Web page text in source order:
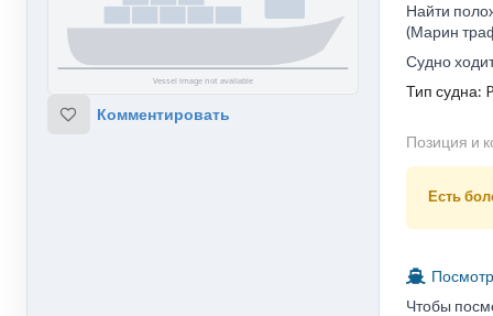
Комментировать
Найти
(Марин
Судно
Тип судна:
Позиция и
Есть
Чтобы